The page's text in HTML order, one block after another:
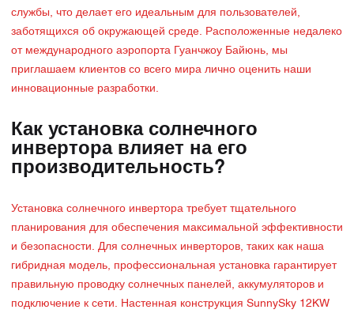
службы, что делает его идеальным для пользователей,
заботящихся об окружающей среде. Расположенные недалеко
от международного аэропорта Гуанчжоу Байюнь, мы
приглашаем клиентов со всего мира лично оценить наши
инновационные разработки.
Как установка солнечного
инвертора влияет на его
производительность?
Установка солнечного инвертора требует тщательного
планирования для обеспечения максимальной эффективности
и безопасности. Для солнечных инверторов, таких как наша
гибридная модель, профессиональная установка гарантирует
правильную проводку солнечных панелей, аккумуляторов и
подключение к сети. Настенная конструкция SunnySky 12KW